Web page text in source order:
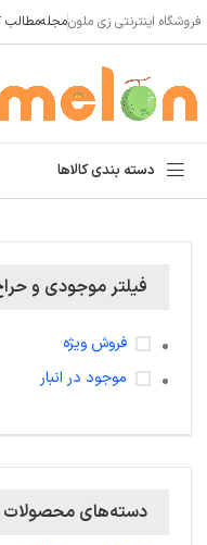
فروشگاه اینترنتی زی ملونمجلهمطالب
دسته بندی کالاها
فیلتر موجودی و
فروش ویژه
موجود در انبار
دسته‌های محصولات